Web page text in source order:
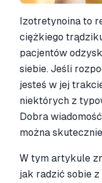
Izotretynoina to
ciężkiego
pacjentów
siebie. Jeśli
jesteś w jej
niektórych z
Dobra
można
W tym artykule
jak radzić sobie z